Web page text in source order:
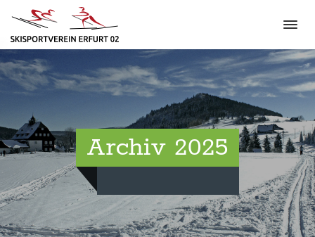
Archiv 2025